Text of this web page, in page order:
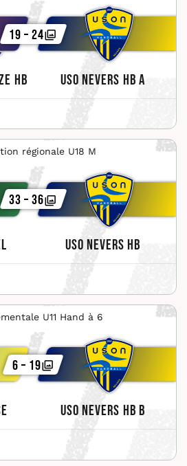
HB USO Nevers HB A
19 – 24
régionale U18 M
USO Nevers HB
33 – 36
U11 Hand à 6
USO Nevers HB B
6 – 19